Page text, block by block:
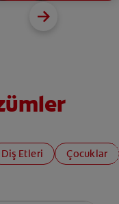
Diş Etleri Çocuklar